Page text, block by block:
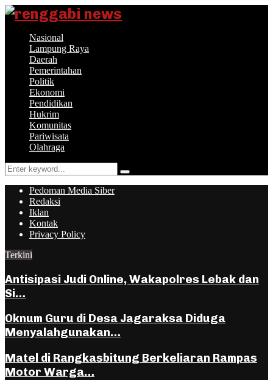
Nasional
Lampung Raya
Daerah
Pemerintahan
Politik
Ekonomi
Pendidikan
Hukrim
Komunitas
Pariwisata
Olahraga
Search
for:
Search
Pedoman Media Siber
Redaksi
Iklan
Kontak
Privacy Policy
Terkini
Antisipasi Judi Online, Wakapolres Lebak dan
Si…
Oknum Guru di Desa Jagaraksa Diduga
Menyalahgunakan…
Matel di Rangkasbitung Berkeliaran Rampas
Motor Warga…